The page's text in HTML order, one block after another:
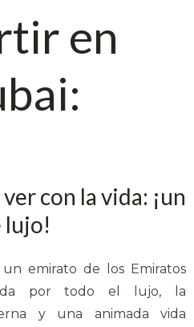
en
con la vida: ¡un
lujo!
emirato de los Emiratos
por todo el lujo, la
y una animada vida